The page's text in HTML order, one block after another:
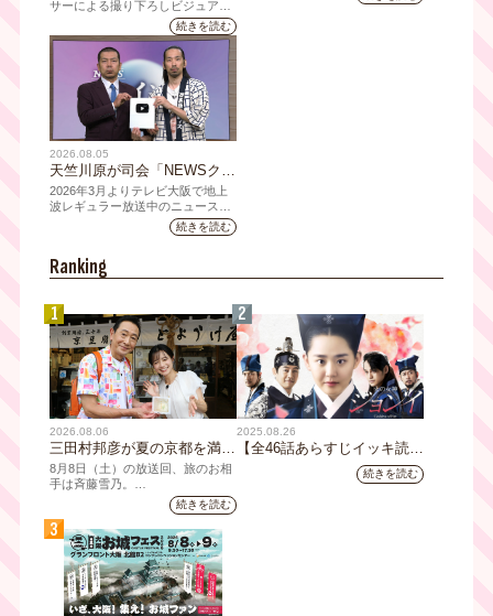
売！ テーマは「個性全開」5
人それぞれの"らしさ"を詰め
込んだアイテムが登場
サーによる撮り下ろしビジュアル
を使用した新グッズを発売続きを読む
2026.08.05
天竺川原が司会「NEWSクラ
イシス」チャンネル登録者数
10万人突破！テレビ大阪の番
組史上最速記録を更新
2026年3月よりテレビ大阪で地上
波レギュラー放送中のニュース番
組「NEWSクライシス」が、この
たび2026年7月12日(日)に、
人を達成しました。
続きを読む
Ranking
1
2026.08.06
三田村邦彦が夏の京都を満喫
｜太っ腹な「無限朝食」、住
宅街の隠れ家・角打ち、売り
切れ御免の夏の名物を堪能！
三田村大絶賛！暑い時こそ食
べたい絶品四川料理も
8月8日（土）の放送回、旅のお相
手は斉藤雪乃。
「おとな旅あるき旅」は毎週土曜
夕方6:30～放送。三田村邦彦が訪
れた先の土地を歩いて、地元の美
味や美酒、風景を味わい、そして
地元の人々とのふれあいの中から
感じたことを伝える“おとなのため
の”旅番組です。
続きを読む
2
2025.08.26
【全46話あらすじイッキ読
み】韓国ドラマ『火の女神
ジョンイ』｜テレビ大阪 9
続きを読む
3